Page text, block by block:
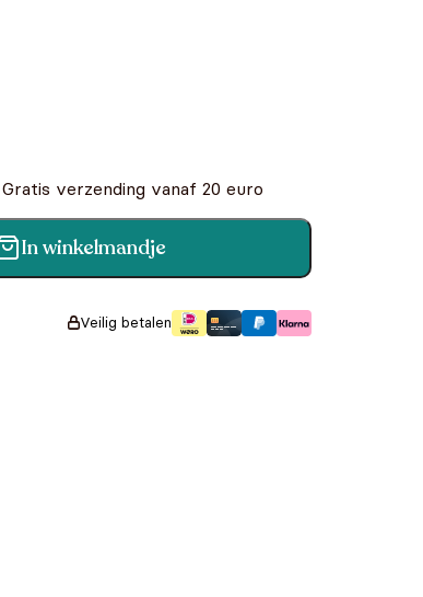
Gratis verzending vanaf 20 euro
In winkelmandje
Veilig betalen